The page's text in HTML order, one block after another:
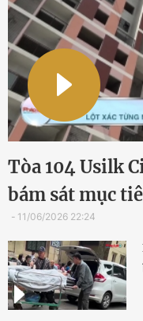
Tòa 104 Usilk
bám sát mục
11/06/2026 22:24